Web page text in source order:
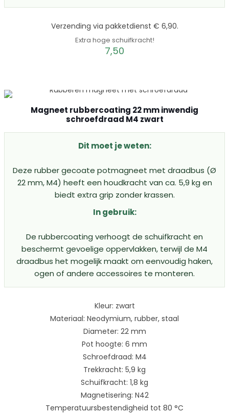
Verzending via pakketdienst € 6,90.
Extra hoge schuifkracht!
7,50
Magneet rubbercoating 22 mm inwendig
schroefdraad M4 zwart
Dit moet je weten:
Deze rubber gecoate potmagneet met draadbus (Ø
22 mm, M4) heeft een houdkracht van ca. 5,9 kg en
biedt extra grip zonder krassen.
In gebruik:
De rubbercoating verhoogt de schuifkracht en
beschermt gevoelige oppervlakken, terwijl de M4
draadbus het mogelijk maakt om eenvoudig haken,
ogen of andere accessoires te monteren.
Kleur: zwart
Materiaal: Neodymium, rubber, staal
Diameter: 22 mm
Pot hoogte: 6 mm
Schroefdraad: M4
Trekkracht: 5,9 kg
Schuifkracht: 1,8 kg
Magnetisering: N42
Temperatuursbestendigheid tot 80 °C